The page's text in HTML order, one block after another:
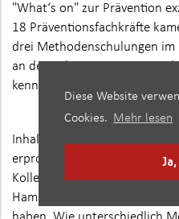
Diese Website
Cookies. Mehr lesen
"What‘s on" zur Prävention
18 Präventionsfachkräfte
drei Methodenschulungen
an der Ruhr zusammen, um
kennenzulernen und
Inhaltlich bietet der Koffer
erprobte Sammlung
Kolleginnen und Kollegen
Hamm, Dinslaken, Bonn und